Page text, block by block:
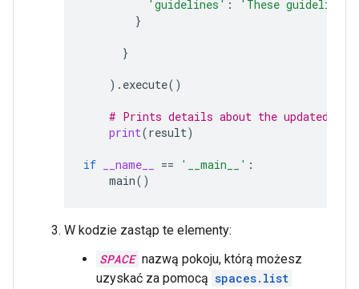
'guidelines' :
'These guidelines
}
}
) . execute()
# Prints details about the updated
print(result)
if __name__ == '__main__' :
main()
W kodzie zastąp te elementy:
SPACE nazwą pokoju, którą możesz
uzyskać za pomocą spaces.list